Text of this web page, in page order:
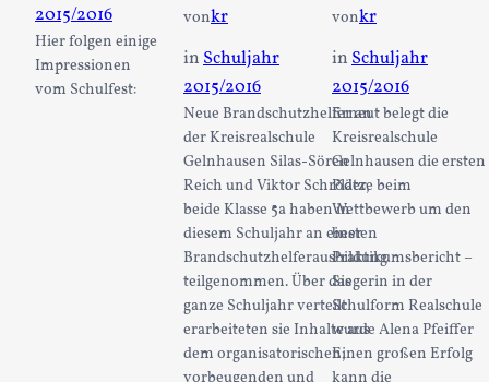
2015/2016
Hier folgen einige
Impressionen
vom Schulfest:
vonkr
inSchuljahr
2015/2016
Neue Brandschutzhelfer an
der Kreisrealschule
Gelnhausen Silas-Sören
Reich und Viktor Schröder,
beide Klasse 5a haben in
diesem Schuljahr an einer
Brandschutzhelferausbildung
teilgenommen. Über das
ganze Schuljahr verteilt
erarbeiteten sie Inhalte aus
dem organisatorischen,
vorbeugenden und
vonkr
inSchuljahr
2015/2016
Erneut belegt die
Kreisrealschule
Gelnhausen die ersten
Plätze beim
Wettbewerb um den
besten
Praktikumsbericht –
Siegerin in der
Schulform Realschule
wurde Alena Pfeiffer
Einen großen Erfolg
kann die